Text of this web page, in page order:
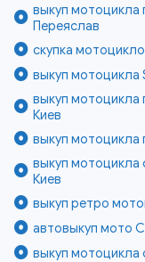
выкуп мотоцикла
Переяслав
скупка
выкуп мотоцикла
выкуп мотоцикла
Киев
выкуп мотоцикла
выкуп
Киев
выкуп ретро
автовыкуп мото
выкуп мотоцикла